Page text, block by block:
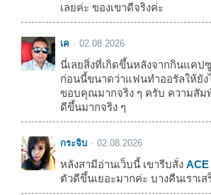
เลยค่ะ ของเขาดีจริงค่ะ
เค 02.08.2026
นี่เลยสิ่งที่เกิดขึ้นหลังจากกินแคป
ก่อนนี้ขนาดว่าแฟนทำออรัลให้ยัง
ขอบคุณมากจริง ๆ ครับ ความสั
ดีขึ้นมากจริง ๆ
กระจิบ 02.08.2026
หลังสามีอ่านเว็บนี้ เขารีบสั่ง ACE
ตัวดีขึ้นเยอะมากค่ะ บางคืนเราเส